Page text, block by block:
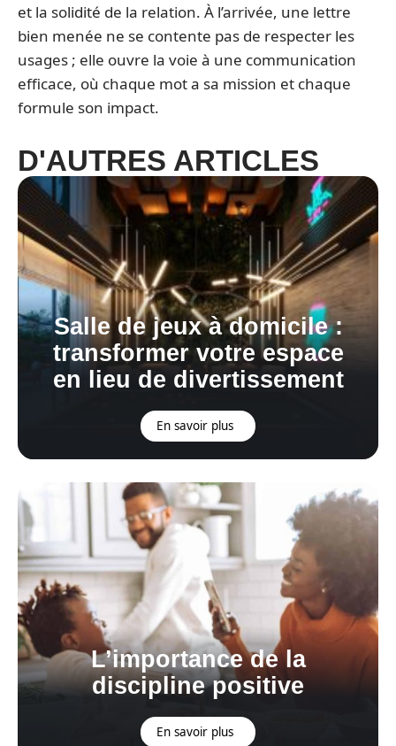
et la solidité de la relation. À l’arrivée, une lettre
bien menée ne se contente pas de respecter les
usages ; elle ouvre la voie à une communication
efficace, où chaque mot a sa mission et chaque
formule son impact.
D'AUTRES ARTICLES
Salle de jeux à domicile :
transformer votre espace
en lieu de divertissement
En savoir plus
L’importance de la
discipline positive
En savoir plus